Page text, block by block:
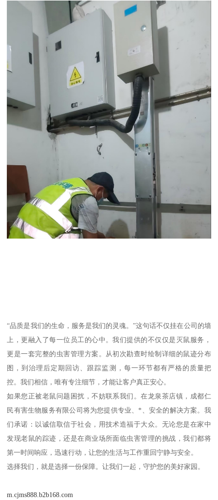
“品质是我们的生命，服务是我们的灵魂。”这句话不仅挂在公司的墙
上，更融入了每一位员工的心中。我们提供的不仅仅是灭鼠服务，
更是一套完整的虫害管理方案。从初次勘查时绘制详细的鼠迹分布
图，到治理后定期回访、跟踪监测，每一环节都有严格的质量把
控。我们相信，唯有专注细节，才能让客户真正安心。
如果您正被老鼠问题困扰，不妨联系我们。在龙泉茶店镇，成都仁
民有害生物服务有限公司将为您提供专业、*、安全的解决方案。我
们承诺：以诚信取信于社会，用技术造福于大众。无论您是在家中
发现老鼠的踪迹，还是在商业场所面临虫害管理的挑战，我们都将
第一时间响应，迅速行动，让您的生活与工作重回宁静与安全。
选择我们，就是选择一份保障。让我们一起，守护您的美好家园。
m.cjms888.b2b168.com